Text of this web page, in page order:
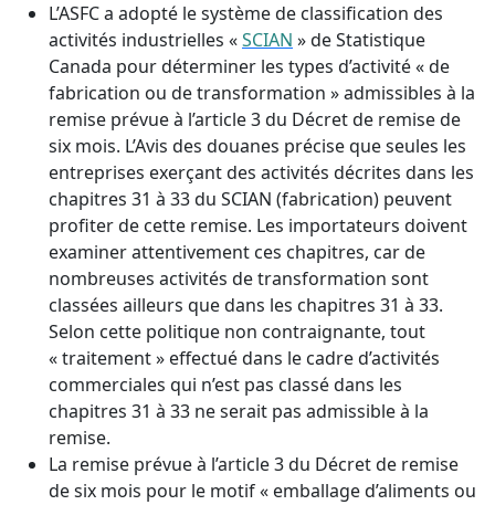
L’ASFC a adopté le système de classification des
activités industrielles «SCIAN » de Statistique
Canada pour déterminer les types d’activité « de
fabrication ou de transformation » admissibles à la
remise prévue à l’article 3 du Décret de remise de
six mois. L’Avis des douanes précise que seules les
entreprises exerçant des activités décrites dans les
chapitres 31 à 33 du SCIAN (fabrication) peuvent
profiter de cette remise. Les importateurs doivent
examiner attentivement ces chapitres, car de
nombreuses activités de transformation sont
classées ailleurs que dans les chapitres 31 à 33.
Selon cette politique non contraignante, tout
« traitement » effectué dans le cadre d’activités
commerciales qui n’est pas classé dans les
chapitres 31 à 33 ne serait pas admissible à la
remise.
La remise prévue à l’article 3 du Décret de remise
de six mois pour le motif « emballage d’aliments ou